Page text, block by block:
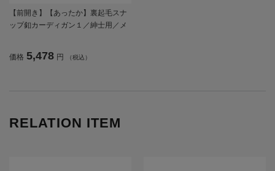
【前開き】【あったか】裏起毛スナ
ップ釦カーディガン１／紳士用／メ
ト 【CF】
価格 5,478 円 （税込）
RELATION ITEM